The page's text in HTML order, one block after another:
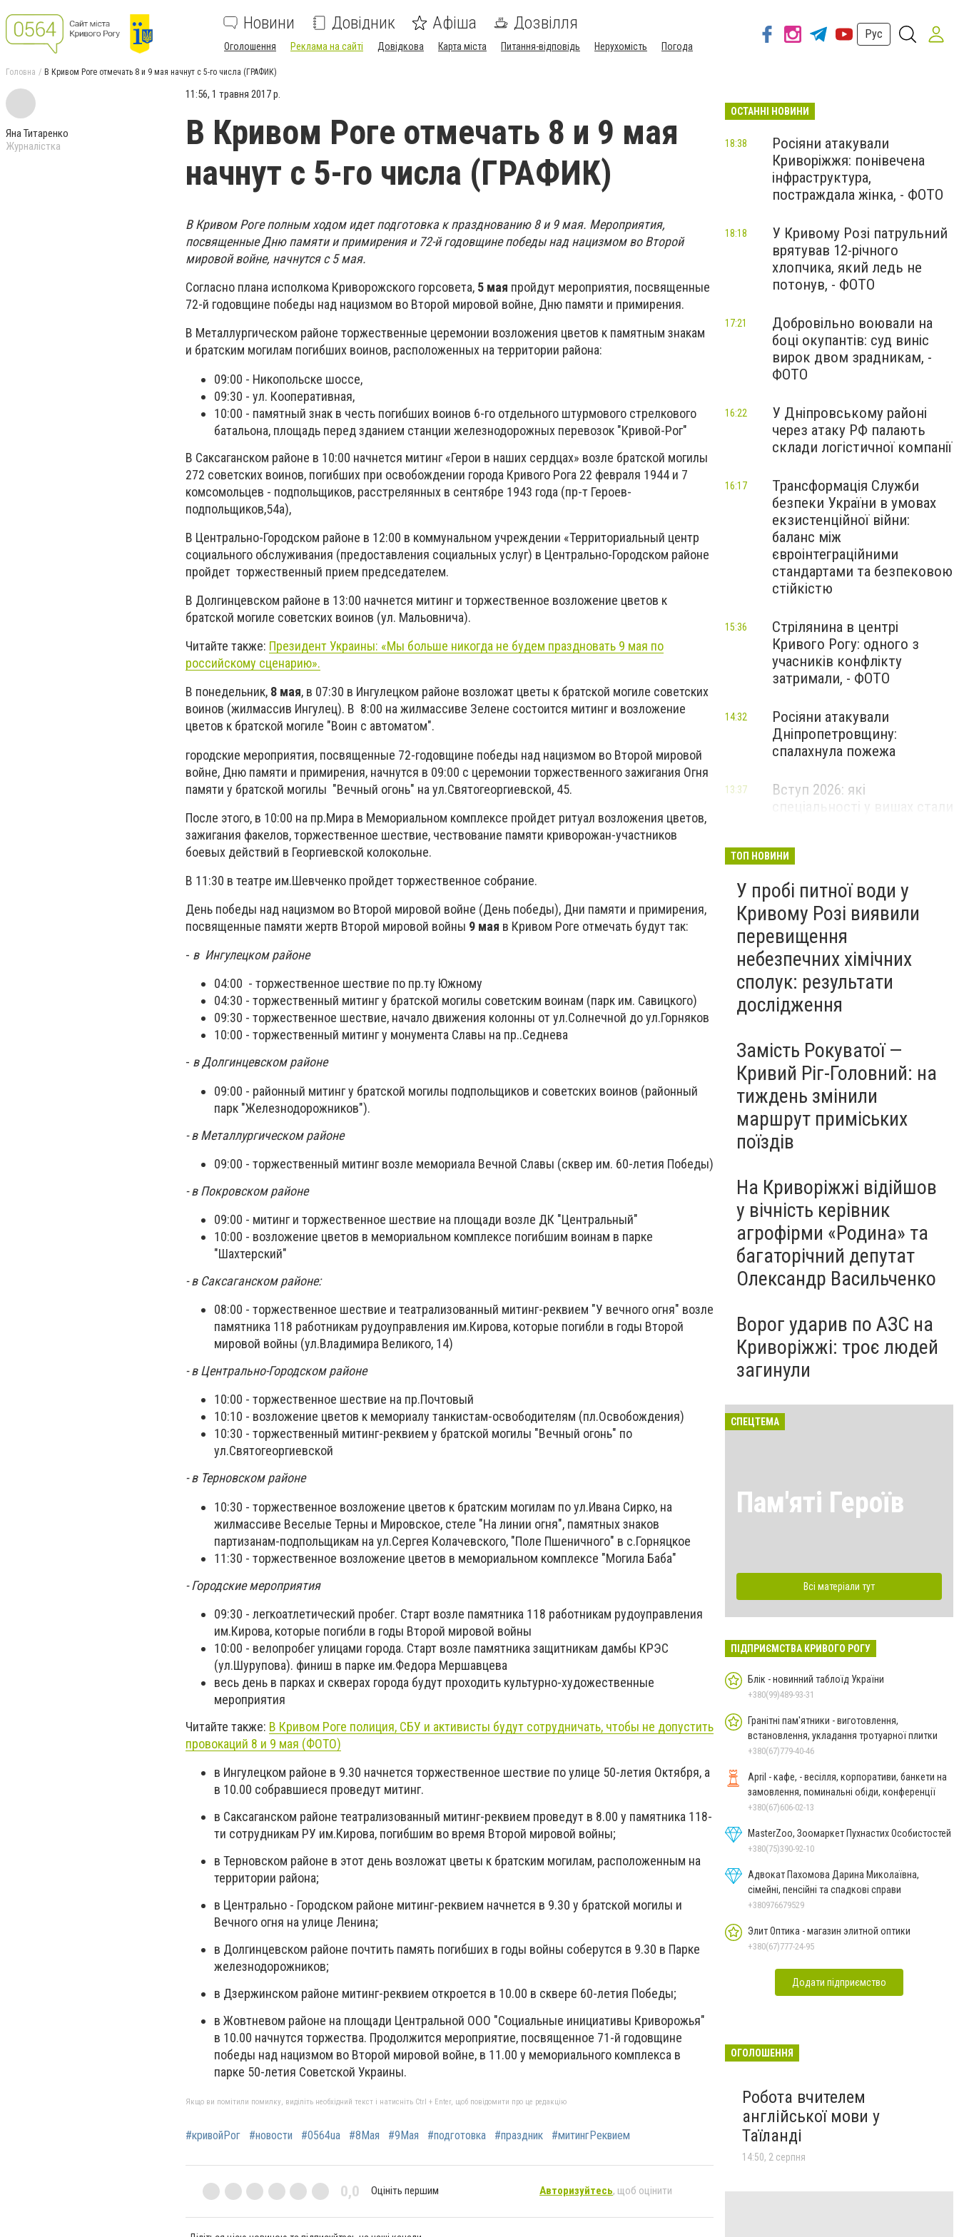
Новини Довідник Афіша Дозвілля
Оголошення Реклама на сайті Довідкова Карта міста Питання-відповідь Нерухомість Погода
Рус
Головна В Кривом Роге отмечать 8 и 9 мая начнут с 5-го числа (ГРАФИК)
Яна Титаренко
Журналістка
11:56, 1 травня 2017 р.
В Кривом Роге отмечать 8 и 9 мая
начнут с 5-го числа (ГРАФИК)
В Кривом Роге полным ходом идет подготовка к празднованию 8 и 9 мая. Мероприятия,
посвященные Дню памяти и примирения и 72-й годовщине победы над нацизмом во Второй
мировой войне, начнутся с 5 мая.
Согласно плана исполкома Криворожского горсовета, 5 мая пройдут мероприятия, посвященные
72-й годовщине победы над нацизмом во Второй мировой войне, Дню памяти и примирения.
В Металлургическом районе торжественные церемонии возложения цветов к памятным знакам
и братским могилам погибших воинов, расположенных на территории района:
09:00 - Никопольске шоссе,
09:30 - ул. Кооперативная,
10:00 - памятный знак в честь погибших воинов 6-го отдельного штурмового стрелкового
батальона, площадь перед зданием станции железнодорожных перевозок "Кривой-Рог"
В Саксаганском районе в 10:00 начнется митинг «Герои в наших сердцах» возле братской могилы
272 советских воинов, погибших при освобождении города Кривого Рога 22 февраля 1944 и 7
комсомольцев - подпольщиков, расстрелянных в сентябре 1943 года (пр-т Героев-
подпольщиков,54а),
В Центрально-Городском районе в 12:00 в коммунальном учреждении «Территориальный центр
социального обслуживания (предоставления социальных услуг) в Центрально-Городском районе
пройдет торжественный прием председателем.
В Долгинцевском районе в 13:00 начнется митинг и торжественное возложение цветов к
братской могиле советских воинов (ул. Мальовнича).
Читайте также: Президент Украины: «Мы больше никогда не будем праздновать 9 мая по
российскому сценарию».
В понедельник, 8 мая, в 07:30 в Ингулецком районе возложат цветы к братской могиле советских
воинов (жилмассив Ингулец). В 8:00 на жилмассиве Зелене состоится митинг и возложение
цветов к братской могиле "Воин с автоматом".
городские мероприятия, посвященные 72-годовщине победы над нацизмом во Второй мировой
войне, Дню памяти и примирения, начнутся в 09:00 с церемонии торжественного зажигания Огня
памяти у братской могилы "Вечный огонь" на ул.Святогеоргиевской, 45.
После этого, в 10:00 на пр.Мира в Мемориальном комплексе пройдет ритуал возложения цветов,
зажигания факелов, торжественное шествие, чествование памяти криворожан-участников
боевых действий в Георгиевской колокольне.
В 11:30 в театре им.Шевченко пройдет торжественное собрание.
День победы над нацизмом во Второй мировой войне (День победы), Дни памяти и примирения,
посвященные памяти жертв Второй мировой войны 9 мая в Кривом Роге отмечать будут так:
- в Ингулецком районе
04:00 - торжественное шествие по пр.ту Южному
04:30 - торжественный митинг у братской могилы советским воинам (парк им. Савицкого)
09:30 - торжественное шествие, начало движения колонны от ул.Солнечной до ул.Горняков
10:00 - торжественный митинг у монумента Славы на пр..Седнева
- в Долгинцевском районе
09:00 - районный митинг у братской могилы подпольщиков и советских воинов (районный
парк "Железнодорожников").
- в Металлургическом районе
09:00 - торжественный митинг возле мемориала Вечной Славы (сквер им. 60-летия Победы)
- в Покровском районе
09:00 - митинг и торжественное шествие на площади возле ДК "Центральный"
10:00 - возложение цветов в мемориальном комплексе погибшим воинам в парке
"Шахтерский"
- в Саксаганском районе:
08:00 - торжественное шествие и театрализованный митинг-реквием "У вечного огня" возле
памятника 118 работникам рудоуправления им.Кирова, которые погибли в годы Второй
мировой войны (ул.Владимира Великого, 14)
- в Центрально-Городском районе
10:00 - торжественное шествие на пр.Почтовый
10:10 - возложение цветов к мемориалу танкистам-освободителям (пл.Освобождения)
10:30 - торжественный митинг-реквием у братской могилы "Вечный огонь" по
ул.Святогеоргиевской
- в Терновском районе
10:30 - торжественное возложение цветов к братским могилам по ул.Ивана Сирко, на
жилмассиве Веселые Терны и Мировское, стеле "На линии огня", памятных знаков
партизанам-подпольщикам на ул.Сергея Колачевского, "Поле Пшеничного" в с.Горняцкое
11:30 - торжественное возложение цветов в мемориальном комплексе "Могила Баба"
- Городские мероприятия
09:30 - легкоатлетический пробег. Старт возле памятника 118 работникам рудоуправления
им.Кирова, которые погибли в годы Второй мировой войны
10:00 - велопробег улицами города. Старт возле памятника защитникам дамбы КРЭС
(ул.Шурупова). финиш в парке им.Федора Мершавцева
весь день в парках и скверах города будут проходить культурно-художественные
мероприятия
Читайте также: В Кривом Роге полиция, СБУ и активисты будут сотрудничать, чтобы не допустить
провокаций 8 и 9 мая (ФОТО)
в Ингулецком районе в 9.30 начнется торжественное шествие по улице 50-летия Октября, а
в 10.00 собравшиеся проведут митинг.
в Саксаганском районе театрализованный митинг-реквием проведут в 8.00 у памятника 118-
ти сотрудникам РУ им.Кирова, погибшим во время Второй мировой войны;
в Терновском районе в этот день возложат цветы к братским могилам, расположенным на
территории района;
в Центрально - Городском районе митинг-реквием начнется в 9.30 у братской могилы и
Вечного огня на улице Ленина;
в Долгинцевском районе почтить память погибших в годы войны соберутся в 9.30 в Парке
железнодорожников;
в Дзержинском районе митинг-реквием откроется в 10.00 в сквере 60-летия Победы;
в Жовтневом районе на площади Центральной ООО "Социальные инициативы Криворожья"
в 10.00 начнутся торжества. Продолжится мероприятие, посвященное 71-й годовщине
победы над нацизмом во Второй мировой войне, в 11.00 у мемориального комплекса в
парке 50-летия Советской Украины.
Якщо ви помітили помилку, виділіть необхідний текст і натисніть Ctrl + Enter, щоб повідомити про це редакцію
#кривойРог #новости #0564ua #8Мая #9Мая #подготовка #праздник #митингРеквием
0,0 Оцініть першим Авторизуйтесь, щоб оцінити
ОСТАННІ НОВИНИ
Росіяни атакували
Криворіжжя: понівечена
інфраструктура,
постраждала жінка, - ФОТО
18:38
У Кривому Розі патрульний
врятував 12-річного
хлопчика, який ледь не
потонув, - ФОТО
18:18
Добровільно воювали на
боці окупантів: суд виніс
вирок двом зрадникам, -
ФОТО
17:21
У Дніпровському районі
через атаку РФ палають
склади логістичної компанії
16:22
Трансформація Служби
безпеки України в умовах
екзистенційної війни:
баланс між
євроінтеграційними
стандартами та безпековою
стійкістю
16:17
Стрілянина в центрі
Кривого Рогу: одного з
учасників конфлікту
затримали, - ФОТО
15:36
Росіяни атакували
Дніпропетровщину:
спалахнула пожежа
14:32
Вступ 2026: які
13:37
ТОП НОВИНИ
У пробі питної води у
Кривому Розі виявили
перевищення
небезпечних хімічних
сполук: результати
дослідження
Замість Рокуватої —
Кривий Ріг-Головний: на
тиждень змінили
маршрут приміських
поїздів
На Криворіжжі відійшов
у вічність керівник
агрофірми «Родина» та
багаторічний депутат
Олександр Васильченко
Ворог ударив по АЗС на
Криворіжжі: троє людей
загинули
СПЕЦТЕМА
Пам'яті Героїв
Всі матеріали тут
ПІДПРИЄМСТВА КРИВОГО РОГУ
Блік - новинний таблоїд України
+380(99)489-93-31
Гранітні пам'ятники - виготовлення,
встановлення, укладання тротуарної плитки
+380(67)779-40-46
April - кафе, - весілля, корпоративи, банкети на
замовлення, поминальні обіди, конференції
+380(67)606-02-13
MasterZoo, Зоомаркет Пухнастих Особистостей
+380(75)390-92-10
Адвокат Пахомова Дарина Миколаївна,
сімейні, пенсійні та спадкові справи
+380976679529
Элит Оптика - магазин элитной оптики
+380(67)777-24-95
Додати підприємство
ОГОЛОШЕННЯ
Робота вчителем
англійської мови у
Таїланді
14:50, 2 серпня